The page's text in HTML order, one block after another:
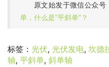
原文始发于微信公众号
单，什么是“平斜单”？
标签： 光伏, 光伏发电, 坎德
轴, 平斜单, 斜单轴